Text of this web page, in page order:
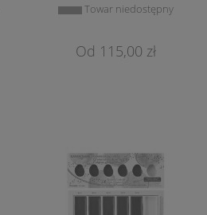
Towar niedostępny
115,00 zł